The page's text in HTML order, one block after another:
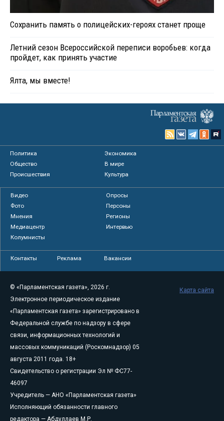
Сохранить память о полицейских-героях станет проще
Летний сезон Всероссийской переписи воробьев: когда
пройдет, как принять участие
Ялта, мы вместе!
Политика
Экономика
Общество
В мире
Происшествия
Культура
Видео
Опросы
Фото
Персоны
Мнения
Регионы
Медиацентр
Интервью
Колумнисты
Контакты Реклама Вакансии
© «Парламентская газета», 2026 г.
Электронное периодическое издание
«Парламентская газета» зарегистрировано в
Федеральной службе по надзору в сфере
связи, информационных технологий и
массовых коммуникаций (Роскомнадзор) 05
августа 2011 года. 18+
Свидетельство о регистрации Эл № ФС77-
46097
Учредитель — АНО «Парламентская газета»
Исполняющий обязанности главного
редактора — Абдуллаев М.Р.
Карта сайта